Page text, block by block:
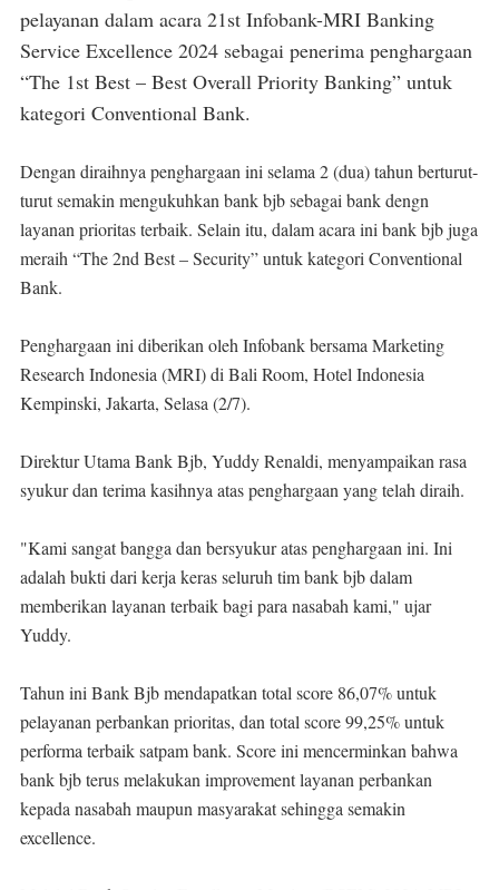
pelayanan dalam acara 21st Infobank-MRI Banking
Service Excellence 2024 sebagai penerima penghargaan
“The 1st Best – Best Overall Priority Banking” untuk
kategori Conventional Bank.
Dengan diraihnya penghargaan ini selama 2 (dua) tahun berturut-
turut semakin mengukuhkan bank bjb sebagai bank dengn
layanan prioritas terbaik. Selain itu, dalam acara ini bank bjb juga
meraih “The 2nd Best – Security” untuk kategori Conventional
Bank.
Penghargaan ini diberikan oleh Infobank bersama Marketing
Research Indonesia (MRI) di Bali Room, Hotel Indonesia
Kempinski, Jakarta, Selasa (2/7).
Direktur Utama Bank Bjb, Yuddy Renaldi, menyampaikan rasa
syukur dan terima kasihnya atas penghargaan yang telah diraih.
"Kami sangat bangga dan bersyukur atas penghargaan ini. Ini
adalah bukti dari kerja keras seluruh tim bank bjb dalam
memberikan layanan terbaik bagi para nasabah kami," ujar
Yuddy.
Tahun ini Bank Bjb mendapatkan total score 86,07% untuk
pelayanan perbankan prioritas, dan total score 99,25% untuk
performa terbaik satpam bank. Score ini mencerminkan bahwa
bank bjb terus melakukan improvement layanan perbankan
kepada nasabah maupun masyarakat sehingga semakin
excellence.